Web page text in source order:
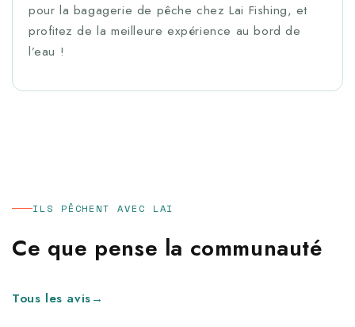
pour la bagagerie de pêche chez Lai Fishing, et
profitez de la meilleure expérience au bord de
l’eau !
ILS PÊCHENT AVEC LAI
Ce que pense la communauté
Tous les avis→